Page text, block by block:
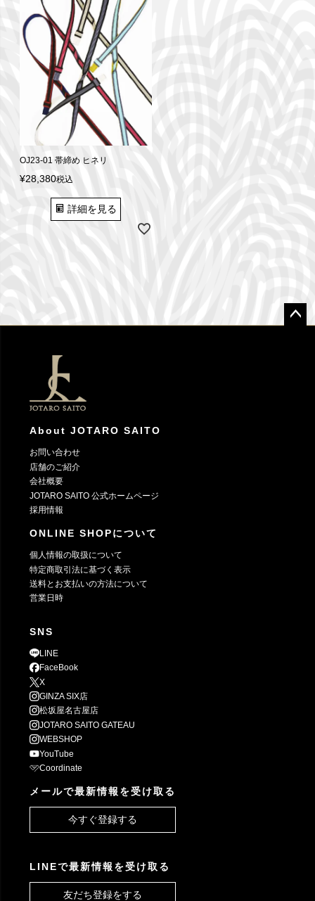
OJ23-01 帯締め ヒネリ
¥28,380税込
詳細を見る
About JOTARO SAITO
お問い合わせ
店舗のご紹介
会社概要
JOTARO SAITO 公式ホームページ
採用情報
ONLINE SHOPについて
個人情報の取扱について
特定商取引法に基づく表示
送料とお支払いの方法について
営業日時
SNS
LINE
FaceBook
X
GINZA SIX店
松坂屋名古屋店
JOTARO SAITO GATEAU
WEBSHOP
YouTube
Coordinate
メールで最新情報を受け取る
今すぐ登録する
LINEで最新情報を受け取る
友だち登録をする